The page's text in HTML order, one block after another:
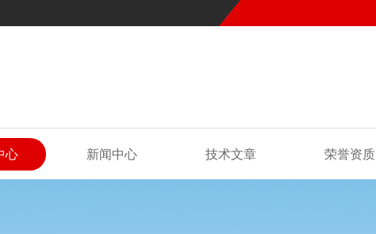
心 新闻中心 技术文章 荣誉资质